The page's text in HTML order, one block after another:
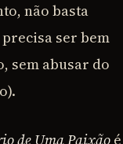
não basta
ser bem
sem abusar do
de Uma Paixão é